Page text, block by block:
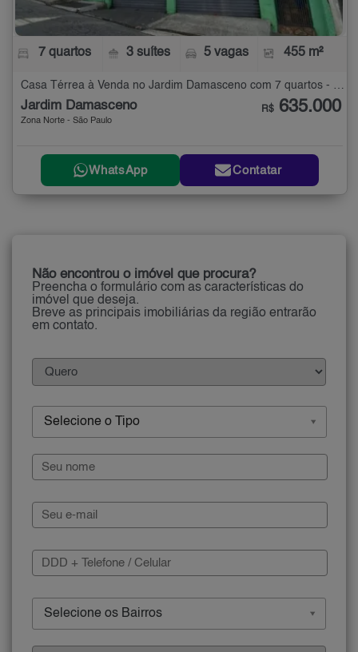
7 quartos 3 suítes 5 vagas 455 m²
Casa Térrea à Venda no Jardim Damasceno com 7 quartos - 455 m²
Jardim Damasceno
Zona Norte - São Paulo
R$ 635.000
WhatsApp Contatar
Não encontrou o imóvel que procura?
Preencha o formulário com as características do
imóvel que deseja.
Breve as principais imobiliárias da região entrarão
em contato.
Selecione o Tipo
Selecione os Bairros